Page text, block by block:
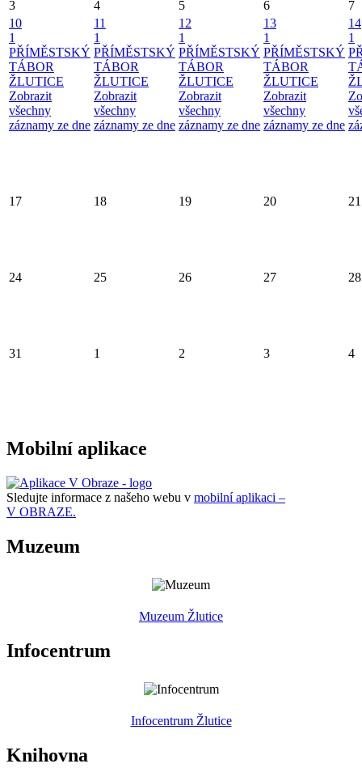
3 4 5 6
7
10
1
PŘÍMĚSTSKÝ
TÁBOR
ŽLUTICE
Zobrazit
všechny
záznamy ze dne
11
1
PŘÍMĚSTSKÝ
TÁBOR
ŽLUTICE
Zobrazit
všechny
záznamy ze dne
12
1
PŘÍMĚSTSKÝ
TÁBOR
ŽLUTICE
Zobrazit
všechny
záznamy ze dne
13
1
PŘÍMĚSTSKÝ
TÁBOR
ŽLUTICE
Zobrazit
všechny
záznamy ze dne
14
1
17 18 19 20 21
24 25 26 27 28
31 1 2 3 4
Mobilní aplikace
Sledujte informace z našeho webu v mobilní aplikaci –
V OBRAZE.
Muzeum
Muzeum Žlutice
Infocentrum
Infocentrum Žlutice
Knihovna